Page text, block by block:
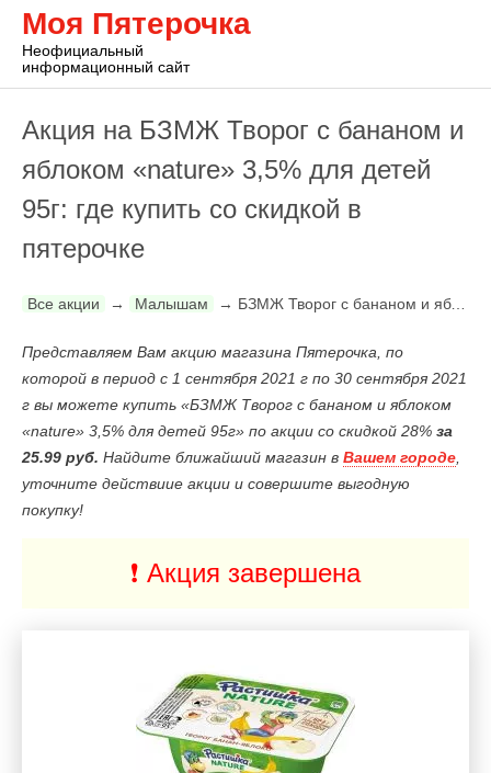
Моя Пятерочка
Неофициальный
информационный сайт
Акция на БЗМЖ Творог с бананом и
яблоком «nature» 3,5% для детей
95г: где купить со скидкой в
пятерочке
Все акции → Малышам → БЗМЖ Творог с бананом и яблоком «nature» 3,5% для детей 95г
Представляем Вам акцию магазина Пятерочка, по
которой в период с 1 сентября 2021 г по 30 сентября 2021
г вы можете купить «БЗМЖ Творог с бананом и яблоком
«nature» 3,5% для детей 95г» по акции со скидкой 28% за
25.99 руб. Найдите ближайший магазин в Вашем городе
уточните действиие акции и совершите выгодную
покупку!
❗️ Акция завершена